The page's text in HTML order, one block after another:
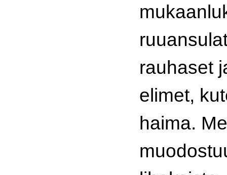
rauhaset
elimet,
haima.